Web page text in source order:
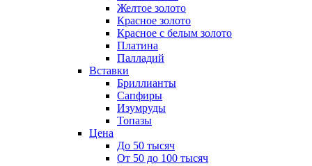
Желтое золото
Красное золото
Красное с белым золото
Платина
Палладий
Вставки
Бриллианты
Сапфиры
Изумруды
Топазы
Цена
До 50 тысяч
От 50 до 100 тысяч